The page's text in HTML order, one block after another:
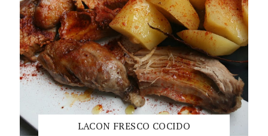
LACON FRESCO COCIDO